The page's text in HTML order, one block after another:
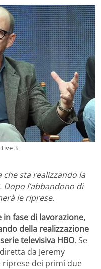
3
che sta realizzando la
l’abbandono di
le riprese.
in fase di lavorazione,
della realizzazione
televisiva HBO. Se
da Jeremy
riprese dei primi due